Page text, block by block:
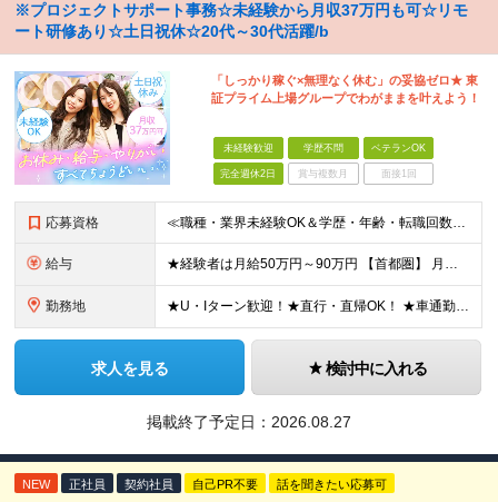
※プロジェクトサポート事務☆未経験から月収37万円も可☆リモ
ート研修あり☆土日祝休☆20代～30代活躍/b
「しっかり稼ぐ×無理なく休む」の妥協ゼロ★ 東
証プライム上場グループでわがままを叶えよう！
未経験歓迎 学歴不問 ベテランOK
完全週休2日 賞与複数月 面接1回
応募資格 ≪職種・業界未経験OK＆学歴・年齢・転職回数不問≫ ◆第二新卒歓迎 ◆社会人経験不問 ◆資格不問 ※新卒の方もご応募可能！ （待遇・募集要項等は別途ご案内いたします） ※入社時期は柔軟に対応します！半
給与 ★経験者は月給50万円～90万円 【首都圏】 月給30万1230円〜 ⇒基本22万7000円+地域6万4230円+皆勤1万円 【群馬/栃木/茨城】 月給28万1090円〜 ⇒基本23万4000円+
勤務地 ★U・Iターン歓迎！★直行・直帰OK！ ★車通勤可能のエリアもあり！★出張なしの働き方も可能 全国47都道府県の各プロジェクト（転勤なし！勤務地に対する希望も実現可能！） 「自宅から1時間以内で通え
求人を見る 検討中に入れる
掲載終了予定日： 2026.08.27
NEW 正社員 契約社員 自己PR不要 話を聞きたい応募可